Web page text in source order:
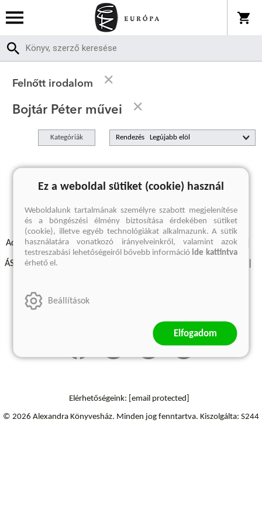
Felnőtt irodalom
Bojtár Péter művei
Kategóriák Rendezés
A keresett kifejezésre nincs találat
Adatvédelmi szabályzatok Elállási felmondási nyilatkozat
ÁSZF - Vásárlási feltételek
Szállítási információk
Elérhetőségeink: [email protected]
© 2026 Alexandra Könyvesház. Minden jog fenntartva. Kiszolgálta: S244
Ez a weboldal sütiket (cookie) használ
Weboldalunk tartalmának személyre szabott megjelenítése
és a böngészési élmény biztosítása érdekében sütiket
(cookie), illetve egyéb technológiákat alkalmazunk. A sütik
használatára vonatkozó irányelveinkről, valamint azok
testreszabási lehetőségeiről bővebb információide kattintva
érhető el.
Beállítások
Elfogadom